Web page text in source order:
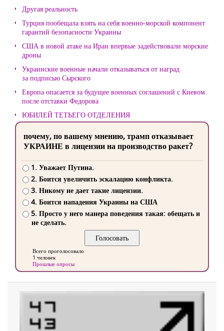
Другая реальность
Турция пообещала взять на себя военно-морской компонент
гарантий безопасности Украины
США в новой атаке на Иран впервые задействовали морские
дроны
Украинские военные начали отказываться от наград
за подписью Сырского
Европа опасается за будущее военных соглашений с Киевом
после отставки Федорова
ЮБИЛЕЙ ТЕТЬЕГО ОТДЕЛЕНИЯ
почему, по вашему мнению, трамп отказывает
УКРАИНЕ в лицензии на производство ракет?
1. Уважает Путина.
2. Боится увеличить эскалацию конфликта.
3. Никому не дает такие лицензии.
4. Боится нападения Украины на США
5. Просто у него манера поведения такая: обещать и
не сделать.
Всего проголосовало
1 человек
Прошлые опросы